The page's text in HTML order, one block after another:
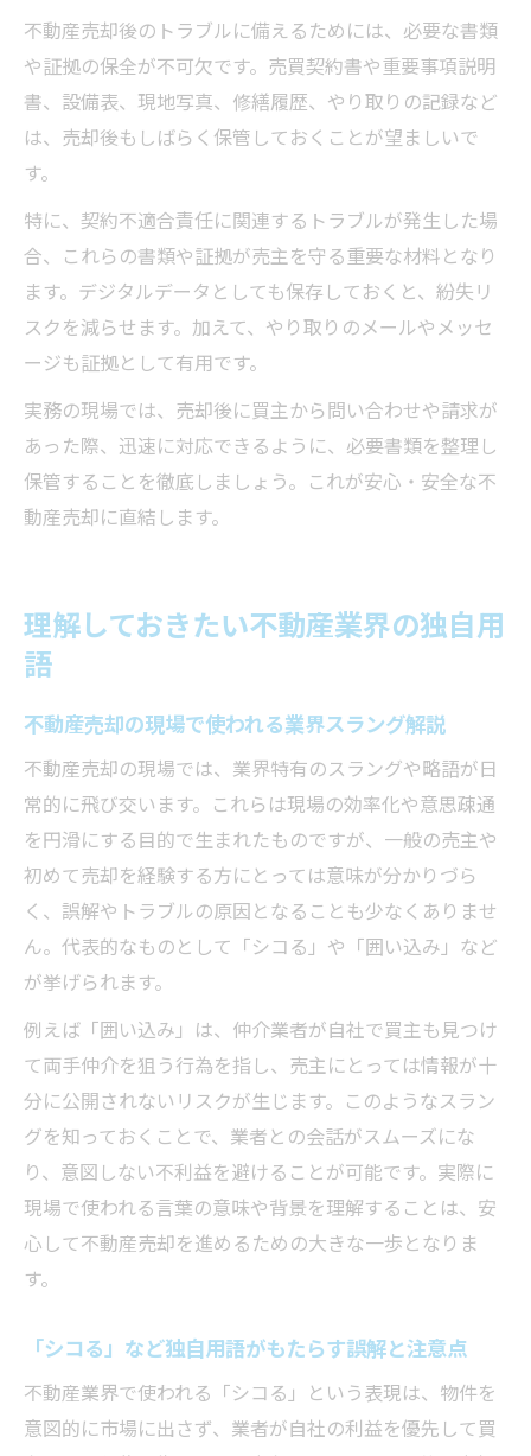
不動産売却後のトラブルに備えるためには、必要な書類
や証拠の保全が不可欠です。売買契約書や重要事項説明
書、設備表、現地写真、修繕履歴、やり取りの記録など
は、売却後もしばらく保管しておくことが望ましいで
す。
特に、契約不適合責任に関連するトラブルが発生した場
合、これらの書類や証拠が売主を守る重要な材料となり
ます。デジタルデータとしても保存しておくと、紛失リ
スクを減らせます。加えて、やり取りのメールやメッセ
ージも証拠として有用です。
実務の現場では、売却後に買主から問い合わせや請求が
あった際、迅速に対応できるように、必要書類を整理し
保管することを徹底しましょう。これが安心・安全な不
動産売却に直結します。
理解しておきたい不動産業界の独自用
語
不動産売却の現場で使われる業界スラング解説
不動産売却の現場では、業界特有のスラングや略語が日
常的に飛び交います。これらは現場の効率化や意思疎通
を円滑にする目的で生まれたものですが、一般の売主や
初めて売却を経験する方にとっては意味が分かりづら
く、誤解やトラブルの原因となることも少なくありませ
ん。代表的なものとして「シコる」や「囲い込み」など
が挙げられます。
例えば「囲い込み」は、仲介業者が自社で買主も見つけ
て両手仲介を狙う行為を指し、売主にとっては情報が十
分に公開されないリスクが生じます。このようなスラン
グを知っておくことで、業者との会話がスムーズにな
り、意図しない不利益を避けることが可能です。実際に
現場で使われる言葉の意味や背景を理解することは、安
心して不動産売却を進めるための大きな一歩となりま
す。
「シコる」など独自用語がもたらす誤解と注意点
不動産業界で使われる「シコる」という表現は、物件を
意図的に市場に出さず、業者が自社の利益を優先して買